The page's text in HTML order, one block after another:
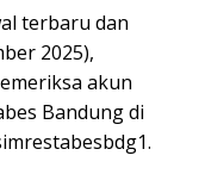
terbaru dan
2025),
akun
Bandung di